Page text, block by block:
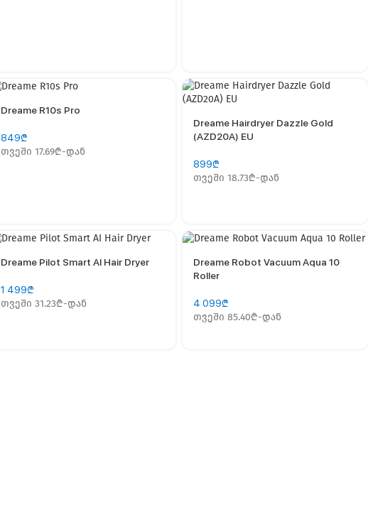
Dreame R10s Pro
849₾
თვეში 17.69₾-დან
Dreame Нairdryer Dazzle Gold
(AZD20A) EU
899₾
თვეში 18.73₾-დან
Dreame Pilot Smart AI Hair Dryer
1 499₾
თვეში 31.23₾-დან
Dreame Robot Vacuum Aqua 10
Roller
4 099₾
თვეში 85.40₾-დან